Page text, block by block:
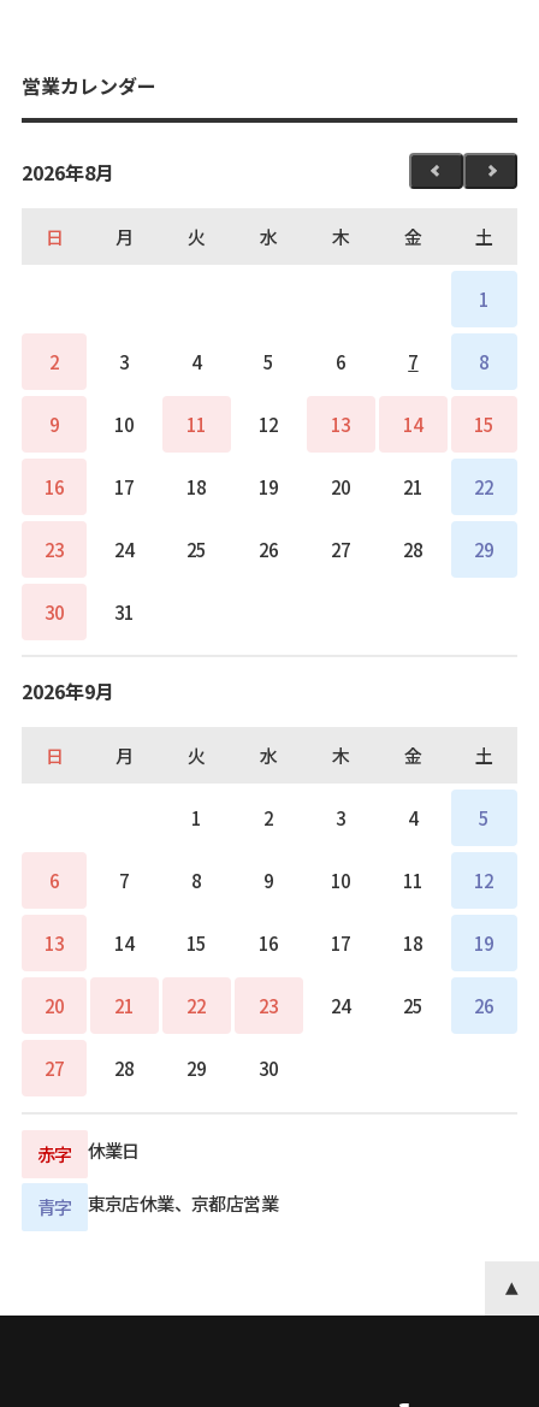
営業カレンダー
2026年8月
日 月 火 水 木 金 土
1
2 3 4 5 6 7 8
9 10 11 12 13 14 15
16 17 18 19 20 21 22
23 24 25 26 27 28 29
30 31
2026年9月
日 月 火 水 木 金 土
1 2 3 4 5
6 7 8 9 10 11 12
13 14 15 16 17 18 19
20 21 22 23 24 25 26
27 28 29 30
赤字 休業日
青字 東京店休業、京都店営業